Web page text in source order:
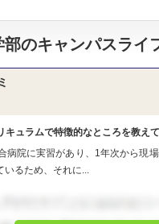
のキャンパスライ
ュラムで特徴的なところを教えて
病院に実習があり、1年次から現
いるため、それに...